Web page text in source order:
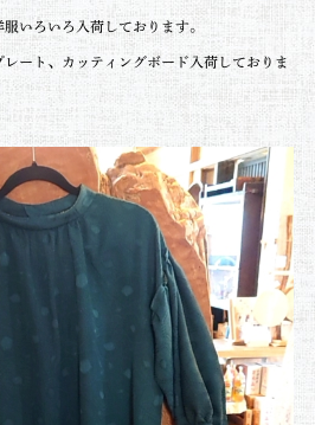
いろいろ入荷しております。
ート、カッティングボード入荷しておりま